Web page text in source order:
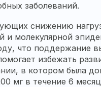
заболеваний.
снижению
и молекулярной
что поддержание
избежать
в котором была
мг в течение 6